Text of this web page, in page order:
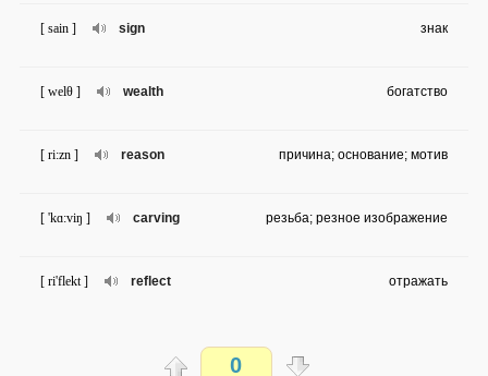
sign
[ sain ] знак
wealth
[ welθ ] богатство
reason
[ ri:zn ] причина; основание; мотив
carving
[ 'kɑ:viŋ ] резьба; резное изображение
reflect
[ ri'flekt ] отражать
experienc
опыт; переживание, переживать
0